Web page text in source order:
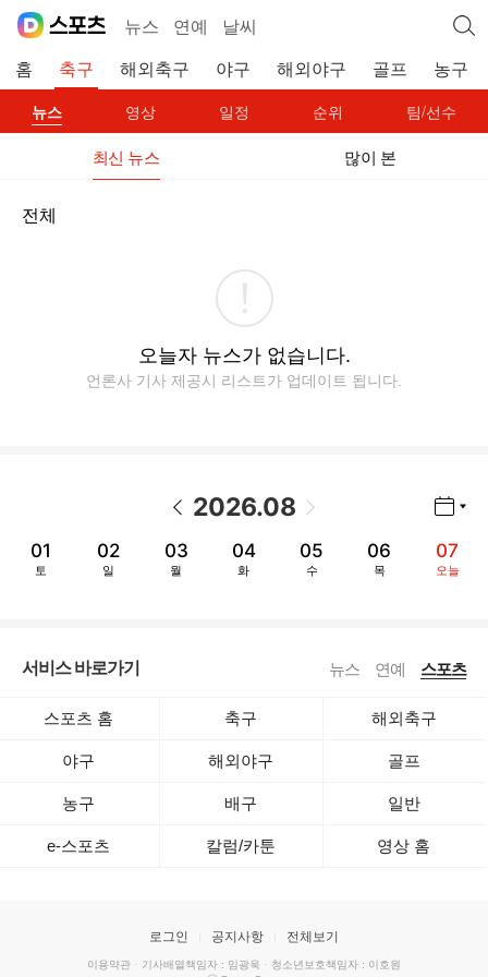
뉴스 연예 날씨
홈 축구 해외축구 야구 해외야구 골프 농구
뉴스 영상 일정 순위 팀/선수
최신 뉴스 많이 본
전체
오늘자 뉴스가 없습니다.
언론사 기사 제공시 리스트가 업데이트 됩니다.
2026.08
01
토
02
일
03
월
04
화
05
수
06
목
07
오늘
서비스 바로가기 뉴스 연예 스포츠
스포츠 홈 축구 해외축구
야구 해외야구 골프
농구 배구 일반
e-스포츠 칼럼/카툰 영상 홈
로그인 공지사항 전체보기
이용약관 · 기사배열책임자 : 임광욱 · 청소년보호책임자 : 이호원